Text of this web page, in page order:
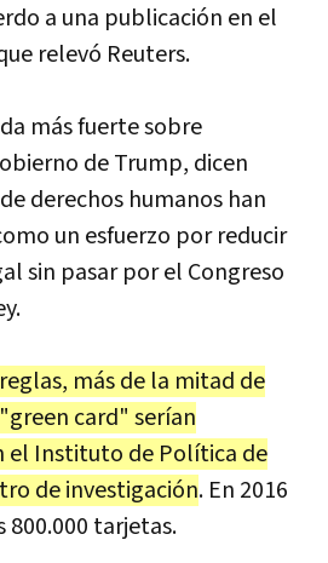
a una publicación en el
relevó Reuters.
más fuerte sobre
de Trump, dicen
derechos humanos han
un esfuerzo por reducir
sin pasar por el Congreso
más de la mitad de
card" serían
el Instituto de Política de
de investigación. En 2016
800.000 tarjetas.